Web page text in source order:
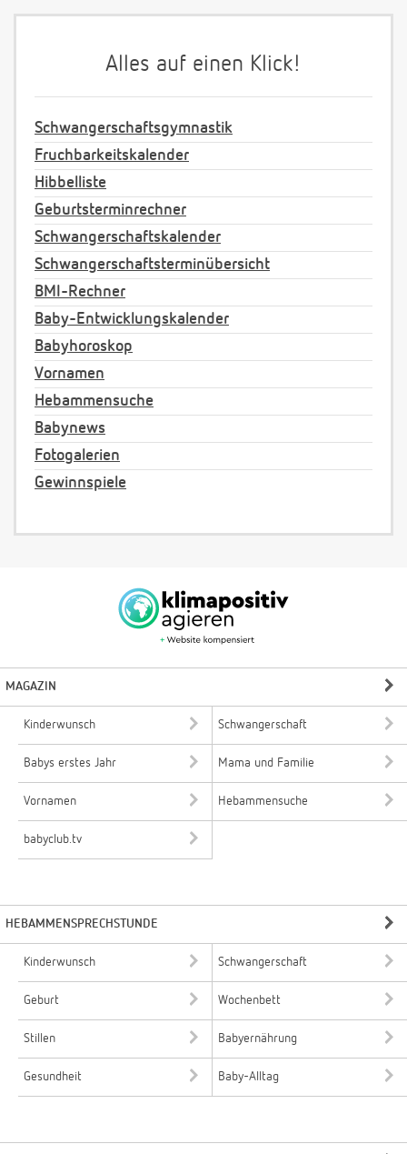
Alles auf einen Klick!
Schwangerschaftsgymnastik
Fruchbarkeitskalender
Hibbelliste
Geburtsterminrechner
Schwangerschaftskalender
Schwangerschaftsterminübersicht
BMI-Rechner
Baby-Entwicklungskalender
Babyhoroskop
Vornamen
Hebammensuche
Babynews
Fotogalerien
Gewinnspiele
MAGAZIN
Kinderwunsch Schwangerschaft
Babys erstes Jahr Mama und Familie
Vornamen Hebammensuche
babyclub.tv
HEBAMMENSPRECHSTUNDE
Kinderwunsch Schwangerschaft
Geburt Wochenbett
Stillen Babyernährung
Gesundheit Baby-Alltag